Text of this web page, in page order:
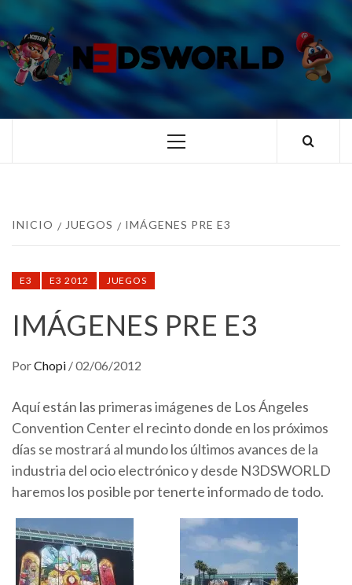
al
contenido
TUS ESPECIALISTAS EN NINTENDO
Menú
INICIO JUEGOS IMÁGENES PRE E3
E3 E3 2012 JUEGOS
IMÁGENES PRE E3
PorChopi /02/06/2012
Aquí están las primeras imágenes de Los Ángeles
Convention Center el recinto donde en los próximos
días se mostrará al mundo los últimos avances de la
industria del ocio electrónico y desde N3DSWORLD
haremos los posible por tenerte informado de todo.